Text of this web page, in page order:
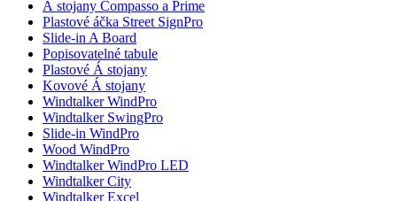
Á stojany Compasso a Prime
Plastové áčka Street SignPro
Slide-in A Board
Popisovatelné tabule
Plastové Á stojany
Kovové Á stojany
Windtalker WindPro
Windtalker SwingPro
Slide-in WindPro
Wood WindPro
Windtalker WindPro LED
Windtalker City
Windtalker Excel